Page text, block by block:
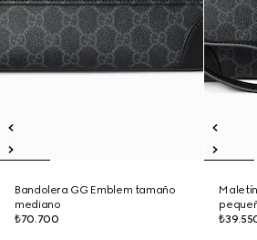
Bandolera GG Emblem tamaño
mediano
₺70.700